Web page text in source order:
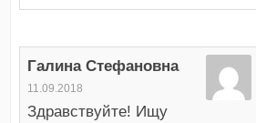
Галина Стефановна
11.09.2018
Здравствуйте! Ищу